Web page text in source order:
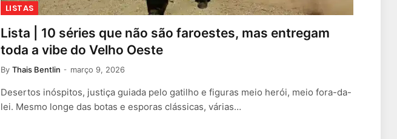
LISTAS
Lista | 10 séries que não são faroestes, mas entregam
toda a vibe do Velho Oeste
By Thais Bentlin março 9, 2026
Desertos inóspitos, justiça guiada pelo gatilho e figuras meio herói, meio fora-da-
lei. Mesmo longe das botas e esporas clássicas, várias…